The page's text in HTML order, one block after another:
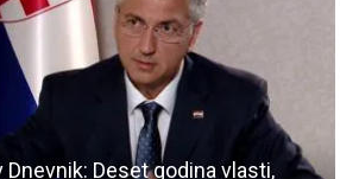
Dnevnik: Deset godina vlasti,